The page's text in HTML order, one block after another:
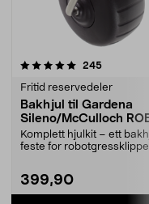
245
Fritid reservedeler
Bakhjul til Gardena
Sileno/McCulloch
Easilife
Komplett hjulkit – ett
feste for
399,90
4.5 av 5 stjerner